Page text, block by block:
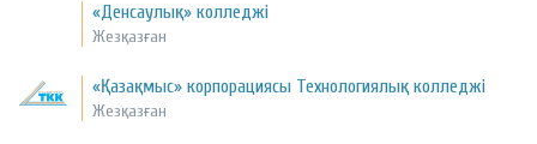
«Денсаулық» колледжі
Жезқазған
«Қазақмыс» корпорациясы Технологиялық колледжі
Жезқазған